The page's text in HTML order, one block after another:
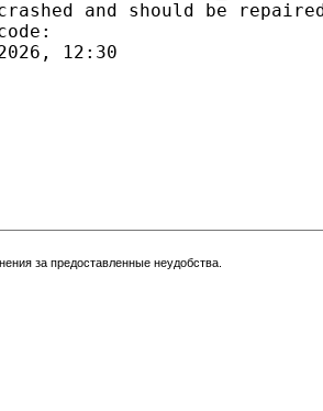
за предоставленные неудобства.